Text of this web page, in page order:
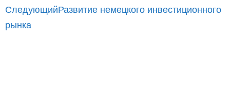
СледующийРазвитие немецкого инвестиционного
рынка